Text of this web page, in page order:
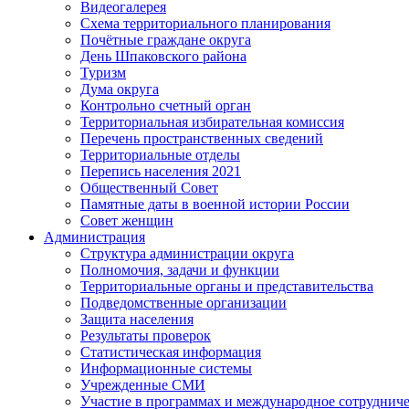
Видеогалерея
Схема территориального планирования
Почётные граждане округа
День Шпаковского района
Туризм
Дума округа
Контрольно счетный орган
Территориальная избирательная комиссия
Перечень пространственных сведений
Территориальные отделы
Перепись населения 2021
Общественный Совет
Памятные даты в военной истории России
Совет женщин
Администрация
Структура администрации округа
Полномочия, задачи и функции
Территориальные органы и представительства
Подведомственные организации
Защита населения
Результаты проверок
Статистическая информация
Информационные системы
Учрежденные СМИ
Участие в программах и международное